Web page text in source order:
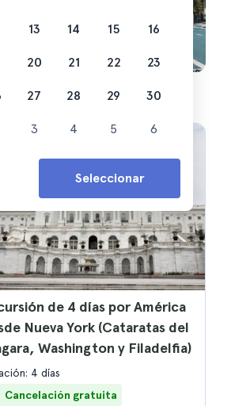
de 4 días por América
Nueva York (Cataratas del
Washington y Filadelfia)
4 días
Cancelación gratuita
13 14 15 16
20 21 22 23
27 28 29 30
3 4 5 6
Seleccionar